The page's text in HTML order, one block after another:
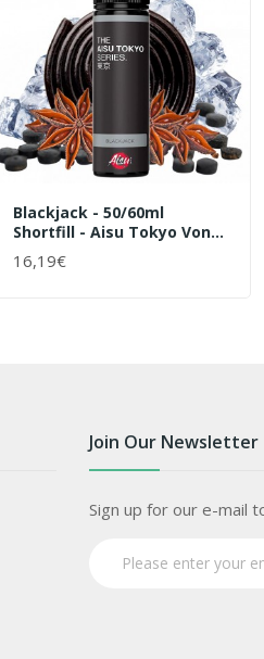
Blackjack - 50/60ml
Shortfill - Aisu Tokyo Von
16,19€
+ WARENKORB
Join Our Newsletter
Sign up for our e-mail